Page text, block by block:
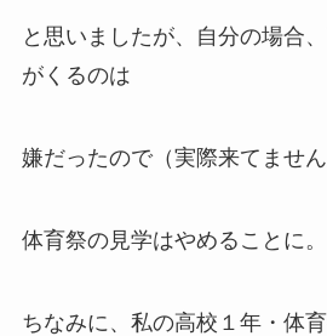
と思いましたが、自分の場合
がくるのは
嫌だったので（実際来てません
体育祭の見学はやめることに。
ちなみに、私の高校１年・体